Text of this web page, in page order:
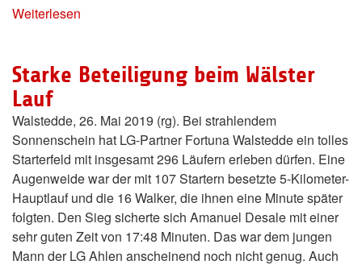
Weiterlesen
Starke Beteiligung beim Wälster
Lauf
Walstedde, 26. Mai 2019 (rg). Bei strahlendem
Sonnenschein hat LG-Partner Fortuna Walstedde ein tolles
Starterfeld mit insgesamt 296 Läufern erleben dürfen. Eine
Augenweide war der mit 107 Startern besetzte 5-Kilometer-
Hauptlauf und die 16 Walker, die ihnen eine Minute später
folgten. Den Sieg sicherte sich Amanuel Desale mit einer
sehr guten Zeit von 17:48 Minuten. Das war dem jungen
Mann der LG Ahlen anscheinend noch nicht genug. Auch